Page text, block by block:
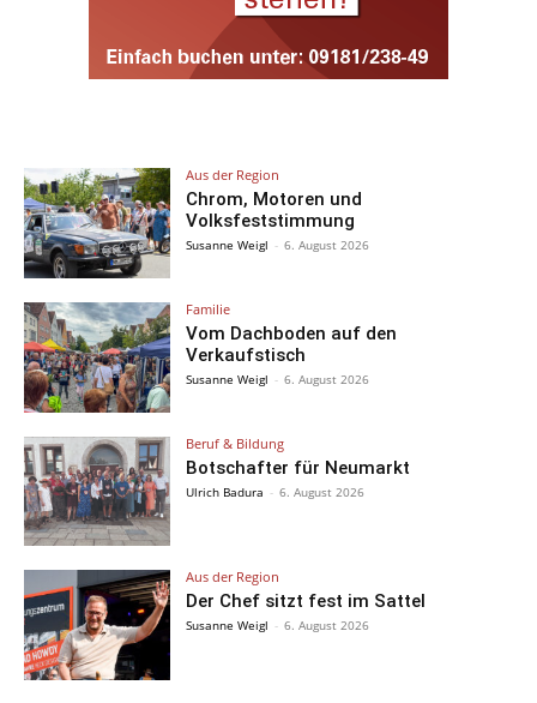
Aus der Region
Chrom, Motoren und
Volksfeststimmung
Susanne Weigl - 6. August 2026
Familie
Vom Dachboden auf den
Verkaufstisch
Susanne Weigl - 6. August 2026
Beruf & Bildung
Botschafter für Neumarkt
Ulrich Badura - 6. August 2026
Aus der Region
Der Chef sitzt fest im Sattel
Susanne Weigl - 6. August 2026